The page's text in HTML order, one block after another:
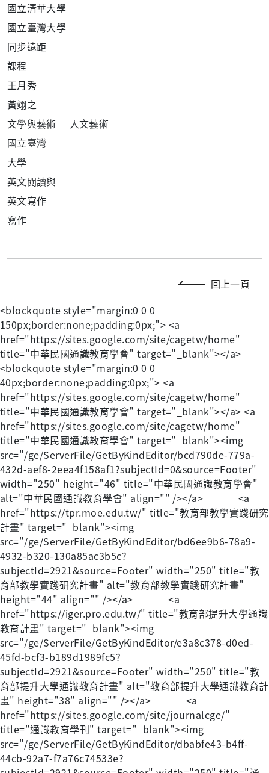
國立清華大學
國立臺灣大學
同步遠距
課程
王月秀
黃翊之
文學與藝術 人文藝術
國立臺灣
大學
英文閱讀與
英文寫作
寫作
回上一頁
<blockquote style="margin:0 0 0
150px;border:none;padding:0px;"> <a
href="https://sites.google.com/site/cagetw/home"
title="中華民國通識教育學會" target="_blank"></a>
<blockquote style="margin:0 0 0
40px;border:none;padding:0px;"> <a
href="https://sites.google.com/site/cagetw/home"
title="中華民國通識教育學會" target="_blank"></a> <a
href="https://sites.google.com/site/cagetw/home"
title="中華民國通識教育學會" target="_blank"><img
src="/ge/ServerFile/GetByKindEditor/bcd790de-779a-
432d-aef8-2eea4f158af1?subjectId=0&source=Footer"
width="250" height="46" title="中華民國通識教育學會"
alt="中華民國通識教育學會" align="" /></a> <a
href="https://tpr.moe.edu.tw/" title="教育部教學實踐研究
計畫" target="_blank"><img
src="/ge/ServerFile/GetByKindEditor/bd6ee9b6-78a9-
4932-b320-130a85ac3b5c?
subjectId=2921&source=Footer" width="250" title="教
育部教學實踐研究計畫" alt="教育部教學實踐研究計畫"
height="44" align="" /></a> <a
href="https://iger.pro.edu.tw/" title="教育部提升大學通識
教育計畫" target="_blank"><img
src="/ge/ServerFile/GetByKindEditor/e3a8c378-d0ed-
45fd-bcf3-b189d1989fc5?
subjectId=2921&source=Footer" width="250" title="教
育部提升大學通識教育計畫" alt="教育部提升大學通識教育計
畫" height="38" align="" /></a> <a
href="https://sites.google.com/site/journalcge/"
title="通識教育學刊" target="_blank"><img
src="/ge/ServerFile/GetByKindEditor/dbabfe43-b4ff-
44cb-92a7-f7a76c74533e?